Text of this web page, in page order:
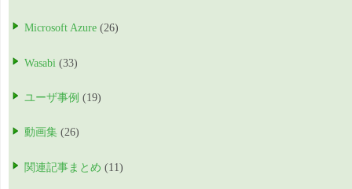
Microsoft Azure (26)
Wasabi (33)
ユーザ事例 (19)
動画集 (26)
関連記事まとめ (11)